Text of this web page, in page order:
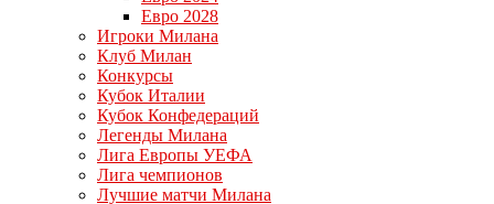
Евро 2028
Игроки Милана
Клуб Милан
Конкурсы
Кубок Италии
Кубок Конфедераций
Легенды Милана
Лига Европы УЕФА
Лига чемпионов
Лучшие матчи Милана